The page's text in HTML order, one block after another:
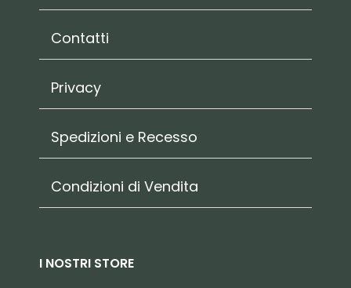
Contatti
Privacy
Spedizioni e Recesso
Condizioni di Vendita
I NOSTRI STORE